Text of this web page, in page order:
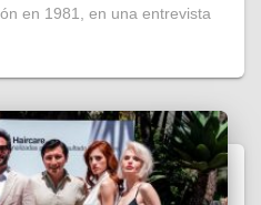
en 1981, en una entrevista